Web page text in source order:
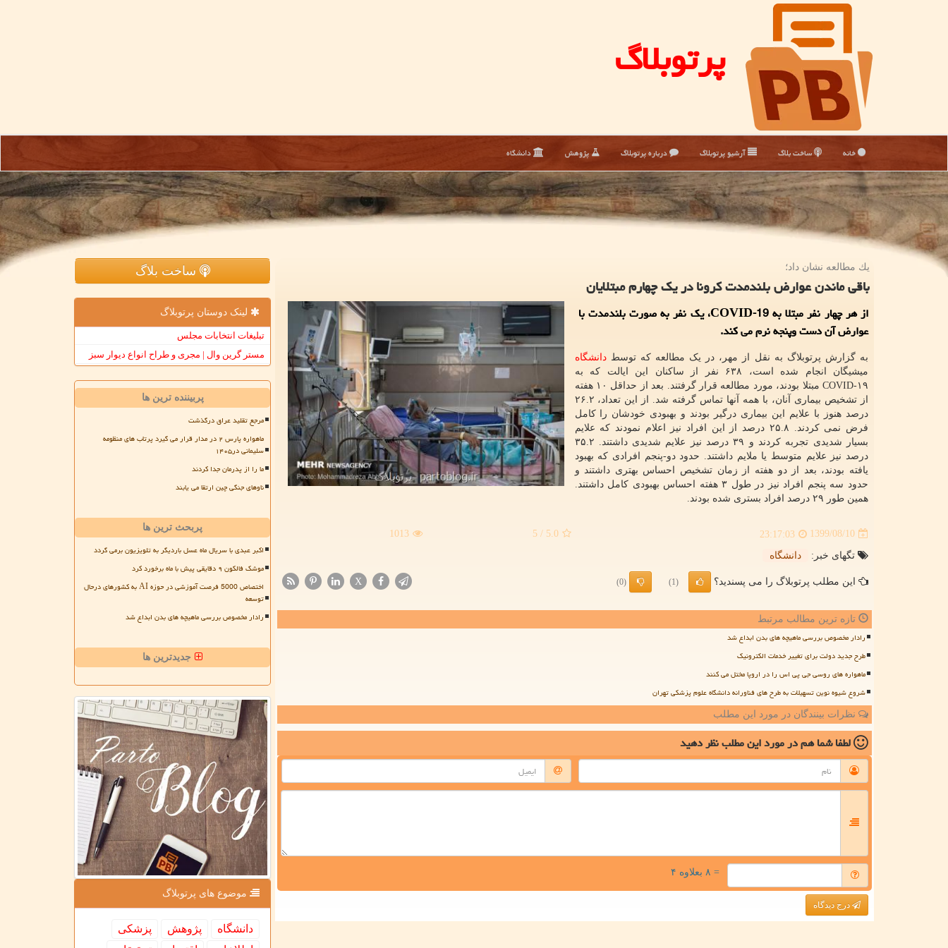
پرتوبلاگ
خانه ساخت بلاگ آرشیو پرتوبلاگ درباره پرتوبلاگ پژوهش دانشگاه
یك مطالعه نشان داد؛
باقی ماندن عوارض بلندمدت كرونا در یك چهارم مبتلایان
از هر چهار نفر مبتلا به COVID-19، یك نفر به صورت بلندمدت با
عوارض آن دست وپنجه نرم می كند.
به گزارش پرتوبلاگ به نقل از مهر، در یک مطالعه که توسطدانشگاه
میشیگان انجام شده است، ۶۳۸ نفر از ساکنان این ایالت که به
COVID-۱۹ مبتلا بودند، مورد مطالعه قرار گرفتند. بعد از حداقل ۱۰ هفته
از تشخیص بیماری آنان، با همه آنها تماس گرفته شد. از این تعداد، ۲۶.۲
درصد هنوز با علایم این بیماری درگیر بودند و بهبودی خودشان را کامل
فرض نمی کردند. ۲۵.۸ درصد از این افراد نیز اعلام نمودند که علایم
بسیار شدیدی تجربه کردند و ۳۹ درصد نیز علایم شدیدی داشتند. ۳۵.۲
درصد نیز علایم متوسط یا ملایم داشتند. حدود دو-پنجم افرادی که بهبود
یافته بودند، بعد از دو هفته از زمان تشخیص احساس بهتری داشتند و
حدود سه پنجم افراد نیز در طول ۳ هفته احساس بهبودی کامل داشتند.
همین طور ۲۹ درصد افراد بستری شده بودند.
1399/08/10
23:17:03
5.0
/ 5
1013
تگهای خبر: دانشگاه
این مطلب پرتوبلاگ را می پسندید؟ (1)
(0)
X
تازه ترین مطالب مرتبط
رادار مخصوص بررسی ماهیچه های بدن ابداع شد
طرح جدید دولت برای تغییر خدمات الکترونیک
ماهواره های روسی جی پی اس را در اروپا مختل می کنند
شروع شیوه نوین تسهیلات به طرح های فناورانه دانشگاه علوم پزشکی تهران
نظرات بینندگان در مورد این مطلب
لطفا شما همدر مورد این مطلبنظر دهید
= ۸ بعلاوه ۴
درج دیدگاه
ساخت بلاگ
لینک دوستان پرتوبلاگ
تبلیغات انتخابات مجلس
مستر گرین وال | مجری و طراح انواع دیوار سبز
پربیننده ترین ها
مرجع تقلید عراق درگذشت
ماهواره پارس ۲ در مدار قرار می گیرد پرتاب های منظومه
سلیمانی در۱۴۰۵
ما را از پدرمان جدا کردند
ناوهای جنگی چین ارتقا می یابند
پربحث ترین ها
اکبر عبدی با سریال ماه عسل باردیگر به تلویزیون برمی گردد
موشک فالکون ۹ دقایقی پیش با ماه برخورد کرد
اختصاص 5000 فرصت آموزشی در حوزه AI به کشورهای درحال
توسعه
رادار مخصوص بررسی ماهیچه های بدن ابداع شد
جدیدترین ها
موضوع های پرتوبلاگ
دانشگاه پژوهش
پزشكی